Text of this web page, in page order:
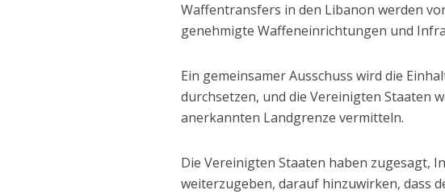
Waffentransfers in den Libanon werden
genehmigte Waffeneinrichtungen und
Ein gemeinsamer Ausschuss wird die
durchsetzen, und die Vereinigten Staaten
anerkannten Landgrenze vermitteln.
Die Vereinigten Staaten haben zugesagt,
weiterzugeben, darauf hinzuwirken, dass